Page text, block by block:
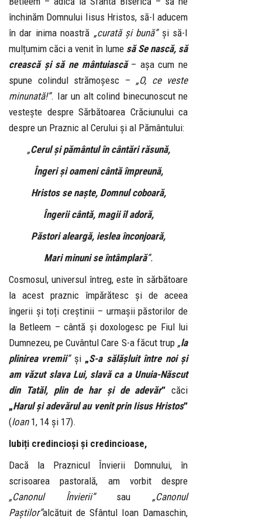
închinăm Domnului Iisus Hristos, să-I aducem
în dar inima noastră „curată și bună”și să-I
mulțumim căci a venit în lume să Se nască, să
crească și să ne mântuiască– așa cum ne
spune colindul strămoșesc – „O, ce veste
minunată!”. Iar un alt colind binecunoscut ne
vestește despre Sărbătoarea Crăciunului ca
despre un Praznic al Cerului și al Pământului:
„Cerul și pământul în cântări răsună,
Îngeri și oameni cântă împreună,
Hristos se naște, Domnul coboară,
Îngerii cântă, magii îl adoră,
Păstori aleargă, ieslea înconjoară,
Mari minuni se întâmplară”.
Cosmosul, universul întreg, este în sărbătoare
la acest praznic împărătesc și de aceea
îngerii și toți creștinii – urmașii păstorilor de
la Betleem – cântă și doxologesc pe Fiul lui
Dumnezeu, pe Cuvântul Care S-a făcut trup „la
plinirea vremii”și „S-a sălășluit între noi și
am văzut slava Lui, slavă ca a Unuia-Născut
din Tatăl, plin de har și de adevăr” căci
„Harul și adevărul au venit prin Iisus Hristos”
(Ioan1, 14 și 17).
Iubiți credincioși și credincioase,
Dacă la Praznicul Învierii Domnului, în
scrisoarea pastorală, am vorbit despre
„Canonul Învierii”sau „Canonul
Paștilor”alcătuit de Sfântul Ioan Damaschin,